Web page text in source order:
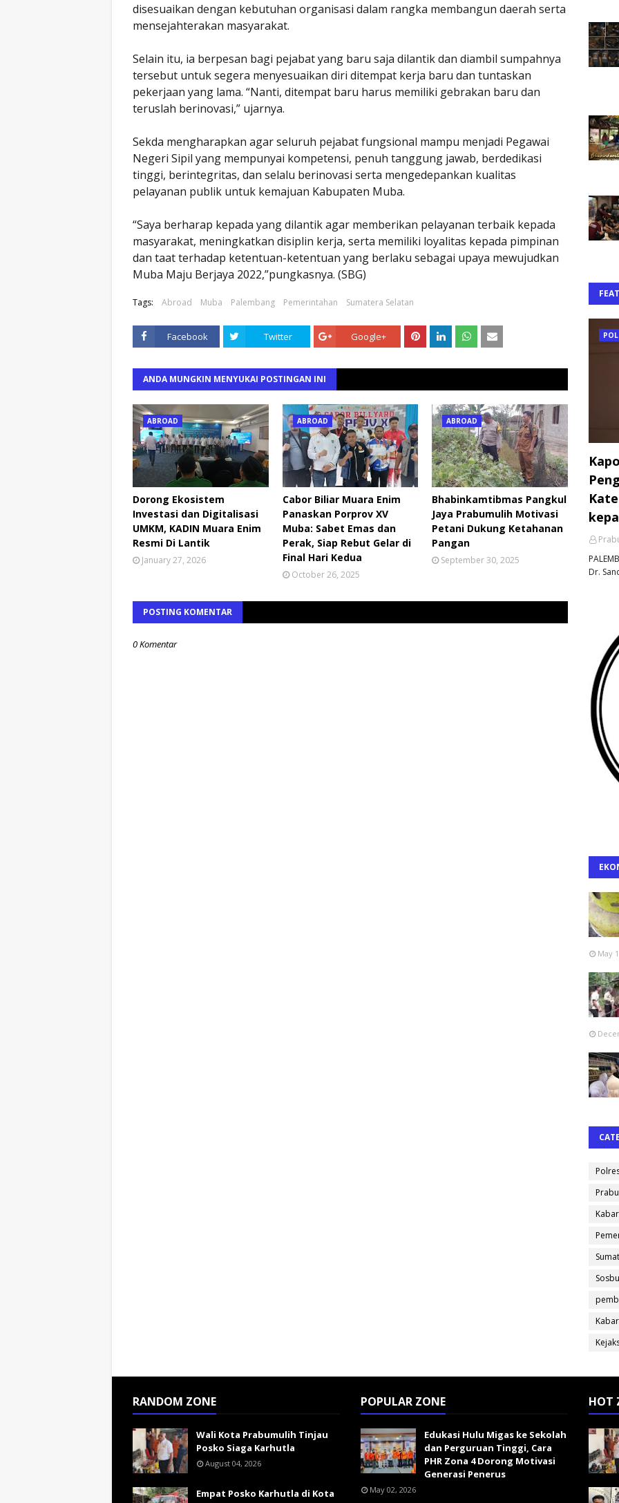
disesuaikan dengan kebutuhan organisasi dalam rangka membangun daerah serta
mensejahterakan masyarakat.
Selain itu, ia berpesan bagi pejabat yang baru saja dilantik dan diambil sumpahnya
tersebut untuk segera menyesuaikan diri ditempat kerja baru dan tuntaskan
pekerjaan yang lama. “Nanti, ditempat baru harus memiliki gebrakan baru dan
teruslah berinovasi,” ujarnya.
Sekda mengharapkan agar seluruh pejabat fungsional mampu menjadi Pegawai
Negeri Sipil yang mempunyai kompetensi, penuh tanggung jawab, berdedikasi
tinggi, berintegritas, dan selalu berinovasi serta mengedepankan kualitas
pelayanan publik untuk kemajuan Kabupaten Muba.
“Saya berharap kepada yang dilantik agar memberikan pelayanan terbaik kepada
masyarakat, meningkatkan disiplin kerja, serta memiliki loyalitas kepada pimpinan
dan taat terhadap ketentuan-ketentuan yang berlaku sebagai upaya mewujudkan
Muba Maju Berjaya 2022,”pungkasnya. (SBG)
Tags: Abroad Muba Palembang Pemerintahan Sumatera Selatan
Facebook Twitter Google+
ANDA MUNGKIN MENYUKAI POSTINGAN INI
ABROAD
Dorong Ekosistem
Investasi dan Digitalisasi
UMKM, KADIN Muara Enim
Resmi Di Lantik
January 27, 2026
ABROAD
Cabor Biliar Muara Enim
Panaskan Porprov XV
Muba: Sabet Emas dan
Perak, Siap Rebut Gelar di
Final Hari Kedua
October 26, 2025
ABROAD
Bhabinkamtibmas Pangkul
Jaya Prabumulih Motivasi
Petani Dukung Ketahanan
Pangan
September 30, 2025
POSTING KOMENTAR
0 Komentar
Dr.
May
RANDOM ZONE
Wali Kota Prabumulih Tinjau
Posko Siaga Karhutla
August 04, 2026
Empat Posko Karhutla di Kota
POPULAR ZONE
Edukasi Hulu Migas ke Sekolah
dan Perguruan Tinggi, Cara
PHR Zona 4 Dorong Motivasi
Generasi Penerus
May 02, 2026
HOT